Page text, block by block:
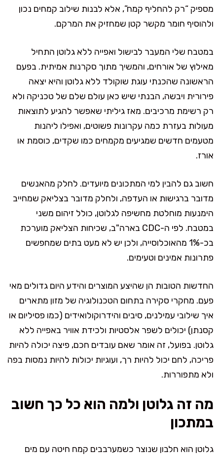
מספיק “רק להחליף קמח”, אלא לבנות שילוב קמחים נכון
ולהוסיף חומר מקשר קטן שמחזיק את המרקם.
במטבח שלי המעבר לבישול ואפייה ללא גלוטן התחיל
מאילוץ של אורחים, והמשיך מתוך סקרנות אמיתית. בפעם
הראשונה שהכנתי עוגת שוקולד ללא גלוטן והיא יצאה
פירורית ויבשה, הבנתי שיש כאן עולם שלם של טכניקה ולא
רק רשימת מרכיבים. מאז גיליתי שאפשר להגיע לתוצאות
מעולות בעזרת כמה עקרונות פשוטים, ואפילו ליהנות
מטעמים חדשים שמגיעים מקמחים כמו שקדים, כוסמת או
אורז.
חשוב גם להבין למי המתכונים מיועדים. לחלק מהאנשים
מדובר ברגישות או העדפה, ולחלק מדובר בצליאק שמחייב
הימנעות מוחלטת מחשיפה לגלוטן, כולל זיהום משני
במטבח. לפי ה-CDC בארה"ב, שכיחות הצליאק מוערכת
בכ-1% מהאוכלוסייה, ולכן יש לא מעט בתים שמחפשים
פתרונות אמינים וטעימים.
החדשות הטובות הן שהיצע המוצרים והידע היום גדולים מאי
פעם. מחקרי סקירה בתחום הטכנולוגיה של מזון מתארים
איך שילובי עמילנים, סיבים והידרוקולואידים (כמו פסיליום או
קסנתן) יכולים לשפר אלסטיות ולכידת אוויר באפייה ללא
גלוטן. בפועל, זה אומר שאם עובדים חכם, פיצה יכולה להיות
פריכה, לחם יכול להיות רך, ועוגיות יכולות להיות נמסות בפה
ולא מתפוררות.
מה זה גלוטן ולמה הוא כל כך חשוב
במתכון
גלוטן הוא חלבון שנוצר כשמערבבים קמח חיטה עם מים